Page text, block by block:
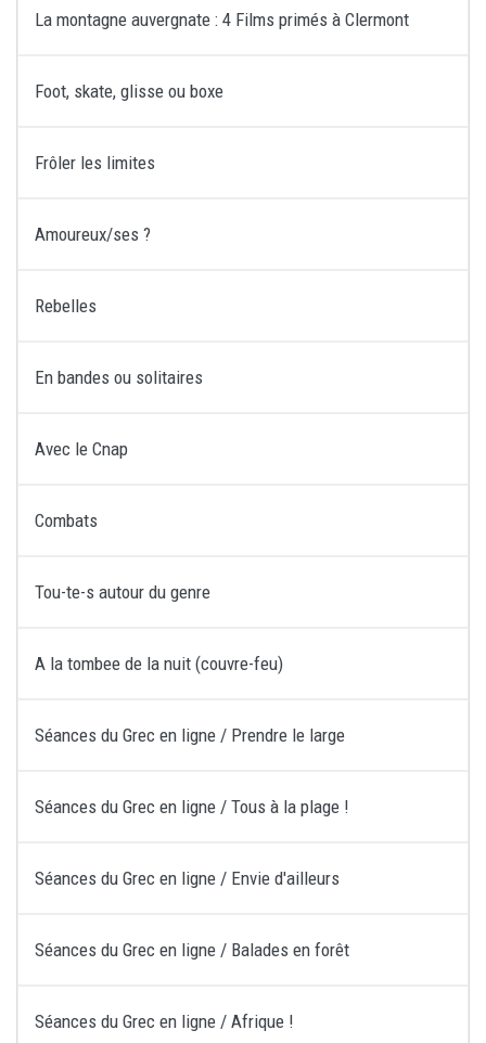
La montagne auvergnate : 4 Films primés à Clermont
Foot, skate, glisse ou boxe
Frôler les limites
Amoureux/ses ?
Rebelles
En bandes ou solitaires
Avec le Cnap
Combats
Tou-te-s autour du genre
A la tombee de la nuit (couvre-feu)
Séances du Grec en ligne / Prendre le large
Séances du Grec en ligne / Tous à la plage !
Séances du Grec en ligne / Envie d'ailleurs
Séances du Grec en ligne / Balades en forêt
Séances du Grec en ligne / Afrique !